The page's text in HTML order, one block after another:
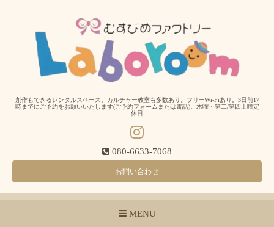
創作もできるレンタルスペース。カルチャー教室も多数あり。フリーWi-Fiあり。3日前17
時までにご予約をお願いいたします(ご予約フォームまたは電話)。木曜・第二/第四土曜定
休日
080-6633-7068
お問い合わせ
MENU